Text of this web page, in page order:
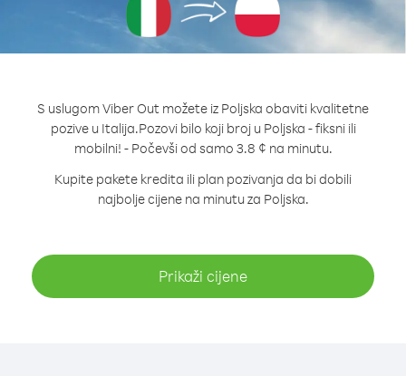
S uslugom Viber Out možete iz Poljska obaviti kvalitetne
pozive u Italija.Pozovi bilo koji broj u Poljska - fiksni ili
mobilni! - Počevši od samo 3.8 ¢ na minutu.
Kupite pakete kredita ili plan pozivanja da bi dobili
najbolje cijene na minutu za Poljska.
Prikaži cijene